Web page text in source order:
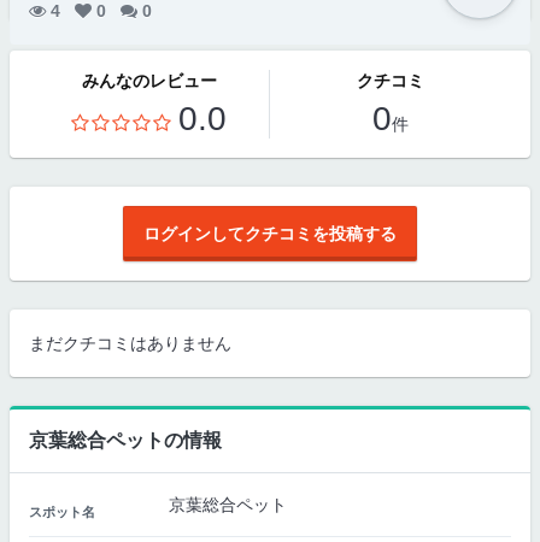
4 0 0
みんなのレビュー
0.0
クチコミ
0件
ログインしてクチコミを投稿する
まだクチコミはありません
京葉総合ペットの情報
スポット名 京葉総合ペット